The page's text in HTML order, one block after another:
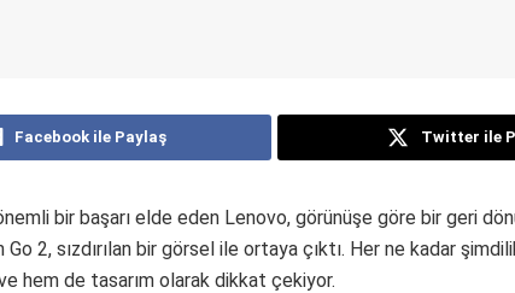
Facebook ile Paylaş Twitter ile
bir başarı elde eden Lenovo, görünüşe göre bir geri
2, sızdırılan bir görsel ile ortaya çıktı. Her ne kadar
hem de tasarım olarak dikkat çekiyor.